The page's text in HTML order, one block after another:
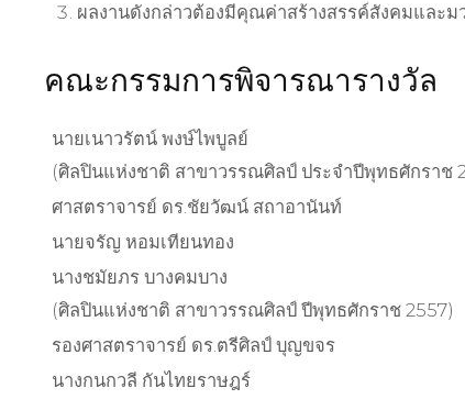
ผลงานดังกล่าวต้องมีคุณค่าสร้างสรรค์สังคมและ
คณะกรรมการพิจารณารางวัล
นายเนาวรัตน์ พงษ์ไพบูลย์
(ศิลปินแห่งชาติ สาขาวรรณศิลป์ ประจำปีพุทธศักราช
ศาสตราจารย์ ดร.ชัยวัฒน์ สถาอานันท์
นายจรัญ หอมเทียนทอง
นางชมัยภร บางคมบาง
(ศิลปินแห่งชาติ สาขาวรรณศิลป์ ปีพุทธศักราช 2557)
รองศาสตราจารย์ ดร.ตรีศิลป์ บุญขจร
นางกนกวลี กันไทยราษฎร์